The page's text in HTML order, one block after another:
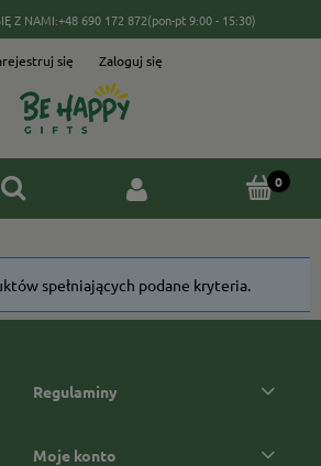
Z NAMI:+48 690 172 872(pon-pt 9:00 - 15:30)
się Zaloguj się
spełniających podane kryteria.
Regulaminy
Moje konto